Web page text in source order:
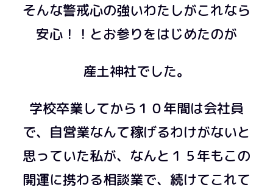
そんな警戒心の強いわたしがこれなら
安心！！とお参りをはじめたのが
産土神社でした。
学校卒業してから１０年間は会社員
で、自営業なんて稼げるわけがないと
思っていた私が、なんと１５年もこの
開運に携わる相談業で、続けてこれて